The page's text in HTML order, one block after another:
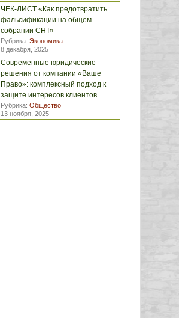
ЧЕК-ЛИСТ «Как предотвратить
фальсификации на общем
собрании СНТ»
Рубрика: Экономика
8 декабря, 2025
Современные юридические
решения от компании «Ваше
Право»: комплексный подход к
защите интересов клиентов
Рубрика: Общество
13 ноября, 2025